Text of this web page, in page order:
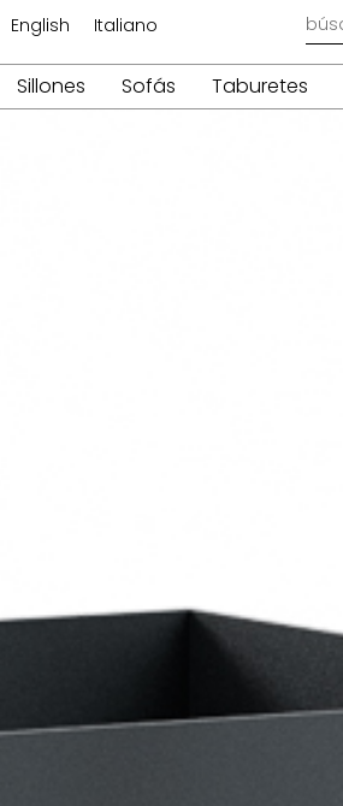
English Italiano
Sillones Sofás Taburetes